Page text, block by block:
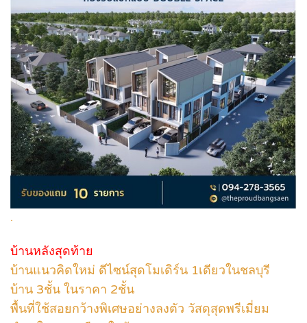
.
บ้านหลังสุดท้าย
บ้านแนวคิดใหม่ ดีไซน์สุดโมเดิร์น 1เดียวในชลบุรี
บ้าน 3ชั้น ในราคา 2ชั้น
พื้นที่ใช้สอยกว้างพิเศษอย่างลงตัว วัสดุสุดพรีเมี่ยม